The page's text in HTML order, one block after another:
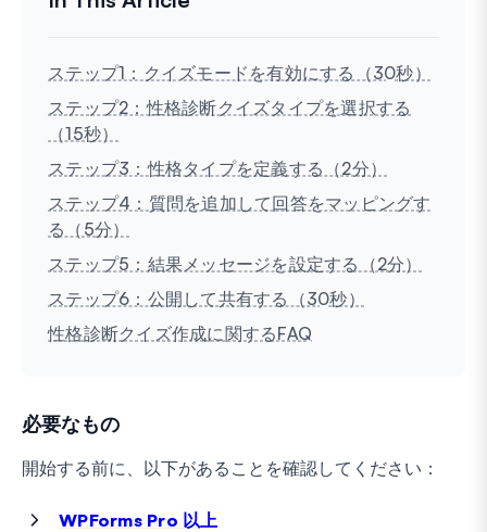
ステップ1：クイズモードを有効にする（30秒）
ステップ2：性格診断クイズタイプを選択する
（15秒）
ステップ3：性格タイプを定義する（2分）
ステップ4：質問を追加して回答をマッピングす
る（5分）
ステップ5：結果メッセージを設定する（2分）
ステップ6：公開して共有する（30秒）
性格診断クイズ作成に関するFAQ
必要なもの
開始する前に、以下があることを確認してください：
WPForms Pro 以上